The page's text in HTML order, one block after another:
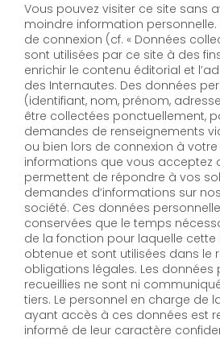
Vous pouvez visiter ce site sans
moindre information personnelle.
de connexion (cf. « Données
sont utilisées par ce site à des
enrichir le contenu éditorial et l’adapter aux besoins
des Internautes. Des données
(identifiant, nom, prénom,
être collectées ponctuellement,
demandes de renseignements
ou bien lors de connexion à votre espace client. Les
informations que vous acceptez
permettent de répondre à vos
demandes d’informations sur
société. Ces données personnelles ne seront
conservées que le temps
de la fonction pour laquelle
obtenue et sont utilisées dans le
obligations légales. Les données
recueillies ne sont ni communiquées ni cédées à des
tiers. Le personnel en charge de
ayant accès à ces données est
informé de leur caractère